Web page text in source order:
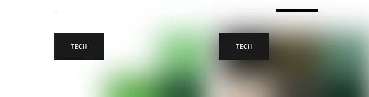
TECH TECH